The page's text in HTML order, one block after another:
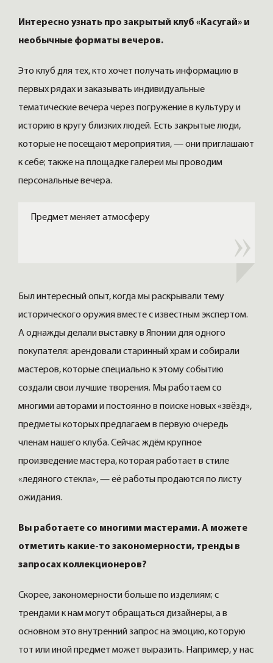
Интересно узнать про закрытый клуб «Касугай» и
необычные форматы вечеров.
Это клуб для тех, кто хочет получать информацию в
первых рядах и заказывать индивидуальные
тематические вечера через погружение в культуру и
историю в кругу близких людей. Есть закрытые люди,
которые не посещают мероприятия, — они приглашают
к себе; также на площадке галереи мы проводим
персональные вечера.
Предмет меняет атмосферу
Был интересный опыт, когда мы раскрывали тему
исторического оружия вместе с известным экспертом.
А однажды делали выставку в Японии для одного
покупателя: арендовали старинный храм и собирали
мастеров, которые специально к этому событию
создали свои лучшие творения. Мы работаем со
многими авторами и постоянно в поиске новых «звёзд»,
предметы которых предлагаем в первую очередь
членам нашего клуба. Сейчас ждём крупное
произведение мастера, которая работает в стиле
«ледяного стекла», — её работы продаются по листу
ожидания.
Вы работаете со многими мастерами. А можете
отметить какие-то закономерности, тренды в
запросах коллекционеров?
Скорее, закономерности больше по изделиям; с
трендами к нам могут обращаться дизайнеры, а в
основном это внутренний запрос на эмоцию, которую
тот или иной предмет может выразить. Например, у нас